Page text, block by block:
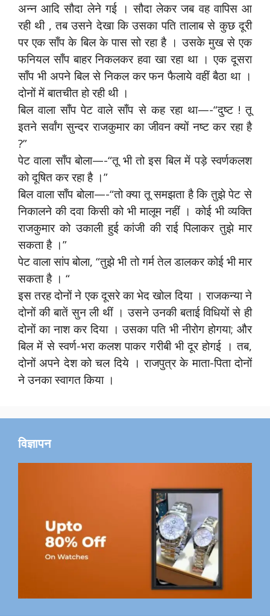
अन्न आदि सौदा लेने गई । सौदा लेकर जब वह वापिस आ
रही थी , तब उसने देखा कि उसका पति तालाब से कुछ दूरी
पर एक साँप के बिल के पास सो रहा है । उसके मुख से एक
फनियल साँप बाहर निकलकर हवा खा रहा था । एक दूसरा
साँप भी अपने बिल से निकल कर फन फैलाये वहीं बैठा था ।
दोनों में बातचीत हो रही थी ।
बिल वाला साँप पेट वाले साँप से कह रहा था—-“दुष्ट ! तू
इतने सर्वांग सुन्दर राजकुमार का जीवन क्यों नष्ट कर रहा है
?”
पेट वाला साँप बोला—-“तू भी तो इस बिल में पड़े स्वर्णकलश
को दूषित कर रहा है ।”
बिल वाला साँप बोला—-“तो क्या तू समझता है कि तुझे पेट से
निकालने की दवा किसी को भी मालूम नहीं । कोई भी व्यक्ति
राजकुमार को उकाली हुई कांजी की राई पिलाकर तुझे मार
सकता है ।”
पेट वाला सांप बोला, “तुझे भी तो गर्म तेल डालकर कोई भी मार
सकता है । “
इस तरह दोनों ने एक दूसरे का भेद खोल दिया । राजकन्या ने
दोनों की बातें सुन ली थीं । उसने उनकी बताई विधियों से ही
दोनों का नाश कर दिया । उसका पति भी नीरोग होगया; और
बिल में से स्वर्ण-भरा कलश पाकर गरीबी भी दूर होगई । तब,
दोनों अपने देश को चल दिये । राजपुत्र के माता-पिता दोनों
ने उनका स्वागत किया ।
विज्ञापन